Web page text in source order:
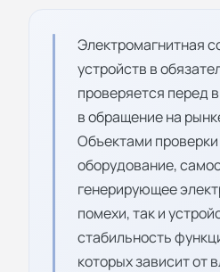
Электромагнитная
устройств в
проверяется перед
в обращение на
Объектами
оборудование,
генерирующее
помехи, так и
стабильность
которых зависит от